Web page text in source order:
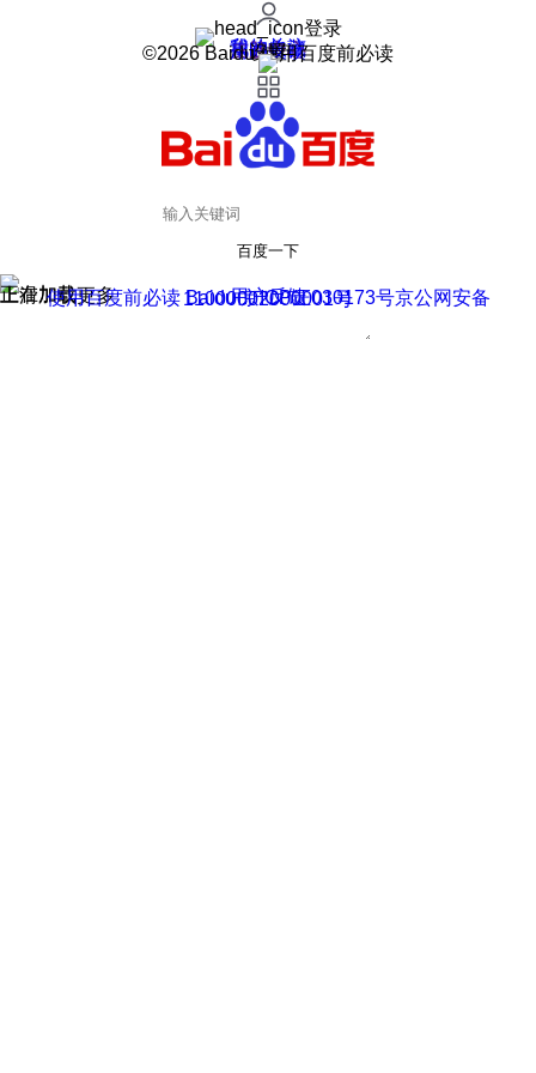
登录
我的关注
我的收藏
皮肤中心
用户反馈
设置
©2026 Baidu 使用百度前必读
百度一下
正在加载
上滑加载更多 用户反馈
使用百度前必读 Baidu 京ICP证030173号
京公网安备11000002000001号